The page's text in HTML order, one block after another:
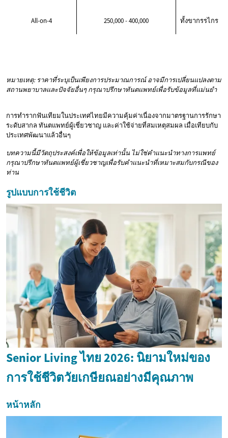
All-on-4 250,000 - 400,000 ทั้งขากรรไกร
หมายเหตุ: ราคาที่ระบุเป็นเพียงการประมาณการณ์ อาจมีการเปลี่ยนแปลงตาม
สถานพยาบาลและปัจจัยอื่นๆ กรุณาปรึกษาทันตแพทย์เพื่อรับข้อมูลที่แม่นยำ
การทำรากฟันเทียมในประเทศไทยมีความคุ้มค่าเนื่องจากมาตรฐานการรักษา
ระดับสากล ทันตแพทย์ผู้เชี่ยวชาญ และค่าใช้จ่ายที่สมเหตุสมผล เมื่อเทียบกับ
ประเทศพัฒนาแล้วอื่นๆ
บทความนี้มีวัตถุประสงค์เพื่อให้ข้อมูลเท่านั้น ไม่ใช่คำแนะนำทางการแพทย์
กรุณาปรึกษาทันตแพทย์ผู้เชี่ยวชาญเพื่อรับคำแนะนำที่เหมาะสมกับกรณีของ
ท่าน
รูปแบบการใช้ชีวิต
Senior Living ไทย 2026: นิยามใหม่ของ
การใช้ชีวิตวัยเกษียณอย่างมีคุณภาพ
หน้าหลัก